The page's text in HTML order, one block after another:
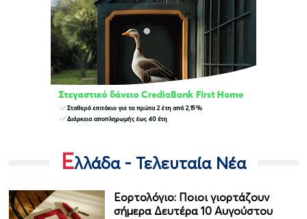
Ελλάδα - Τελευταία Νέα
Εορτολόγιο: Ποιοι γιορτάζουν
σήμερα Δευτέρα 10 Αυγούστου